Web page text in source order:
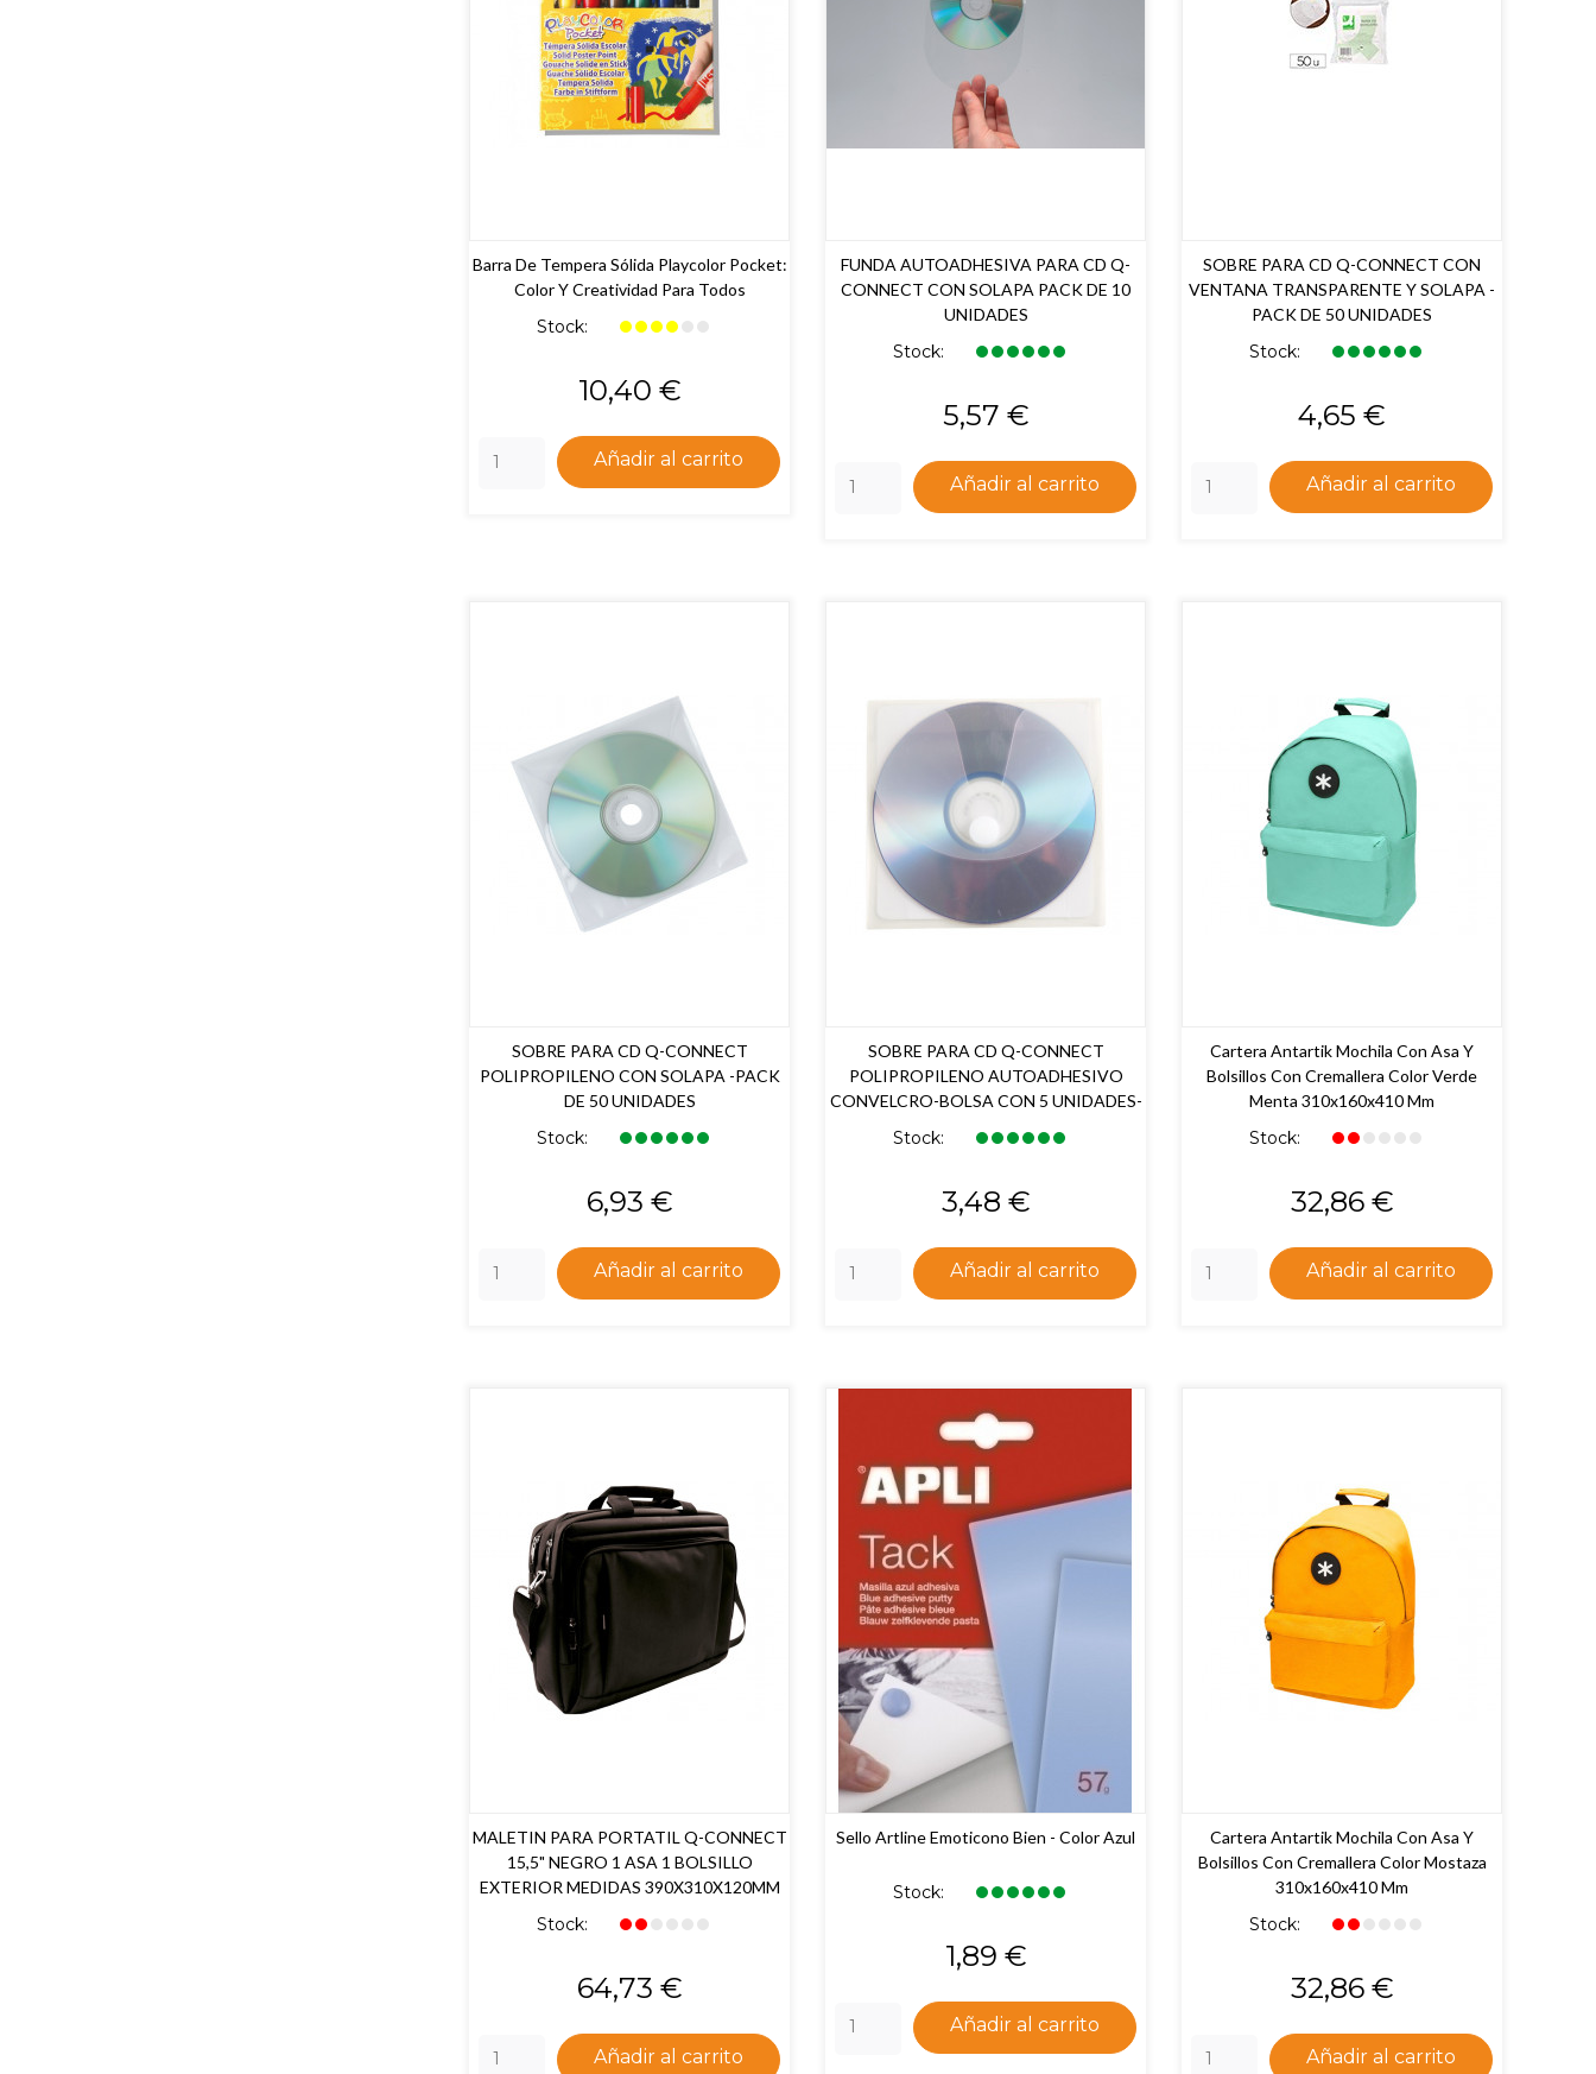
Barra De Tempera Sólida Playcolor Pocket:
Color Y Creatividad Para Todos
Stock:
Precio
10,40 €
Añadir al carrito
FUNDA AUTOADHESIVA PARA CD Q-
CONNECT CON SOLAPA PACK DE 10
UNIDADES
Stock:
Precio
5,57 €
Añadir al carrito
SOBRE PARA CD Q-CONNECT CON
VENTANA TRANSPARENTE Y SOLAPA -
PACK DE 50 UNIDADES
Stock:
Precio
4,65 €
Añadir al carrito
SOBRE PARA CD Q-CONNECT
POLIPROPILENO CON SOLAPA -PACK
DE 50 UNIDADES
Stock:
Precio
6,93 €
Añadir al carrito
SOBRE PARA CD Q-CONNECT
POLIPROPILENO AUTOADHESIVO
CONVELCRO-BOLSA CON 5 UNIDADES-
Stock:
Precio
3,48 €
Añadir al carrito
Cartera Antartik Mochila Con Asa Y
Bolsillos Con Cremallera Color Verde
Menta 310x160x410 Mm
Stock:
Precio
32,86 €
Añadir al carrito
MALETIN PARA PORTATIL Q-CONNECT
15,5" NEGRO 1 ASA 1 BOLSILLO
EXTERIOR MEDIDAS 390X310X120MM
Stock:
Precio
64,73 €
Añadir al carrito
Sello Artline Emoticono Bien - Color Azul
Stock:
Precio
1,89 €
Añadir al carrito
Cartera Antartik Mochila Con Asa Y
Bolsillos Con Cremallera Color Mostaza
310x160x410 Mm
Stock:
Precio
32,86 €
Añadir al carrito